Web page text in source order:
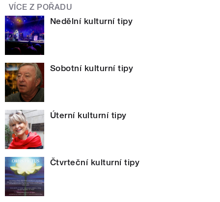
VÍCE Z POŘADU
Nedělní kulturní tipy
Sobotní kulturní tipy
Úterní kulturní tipy
Čtvrteční kulturní tipy